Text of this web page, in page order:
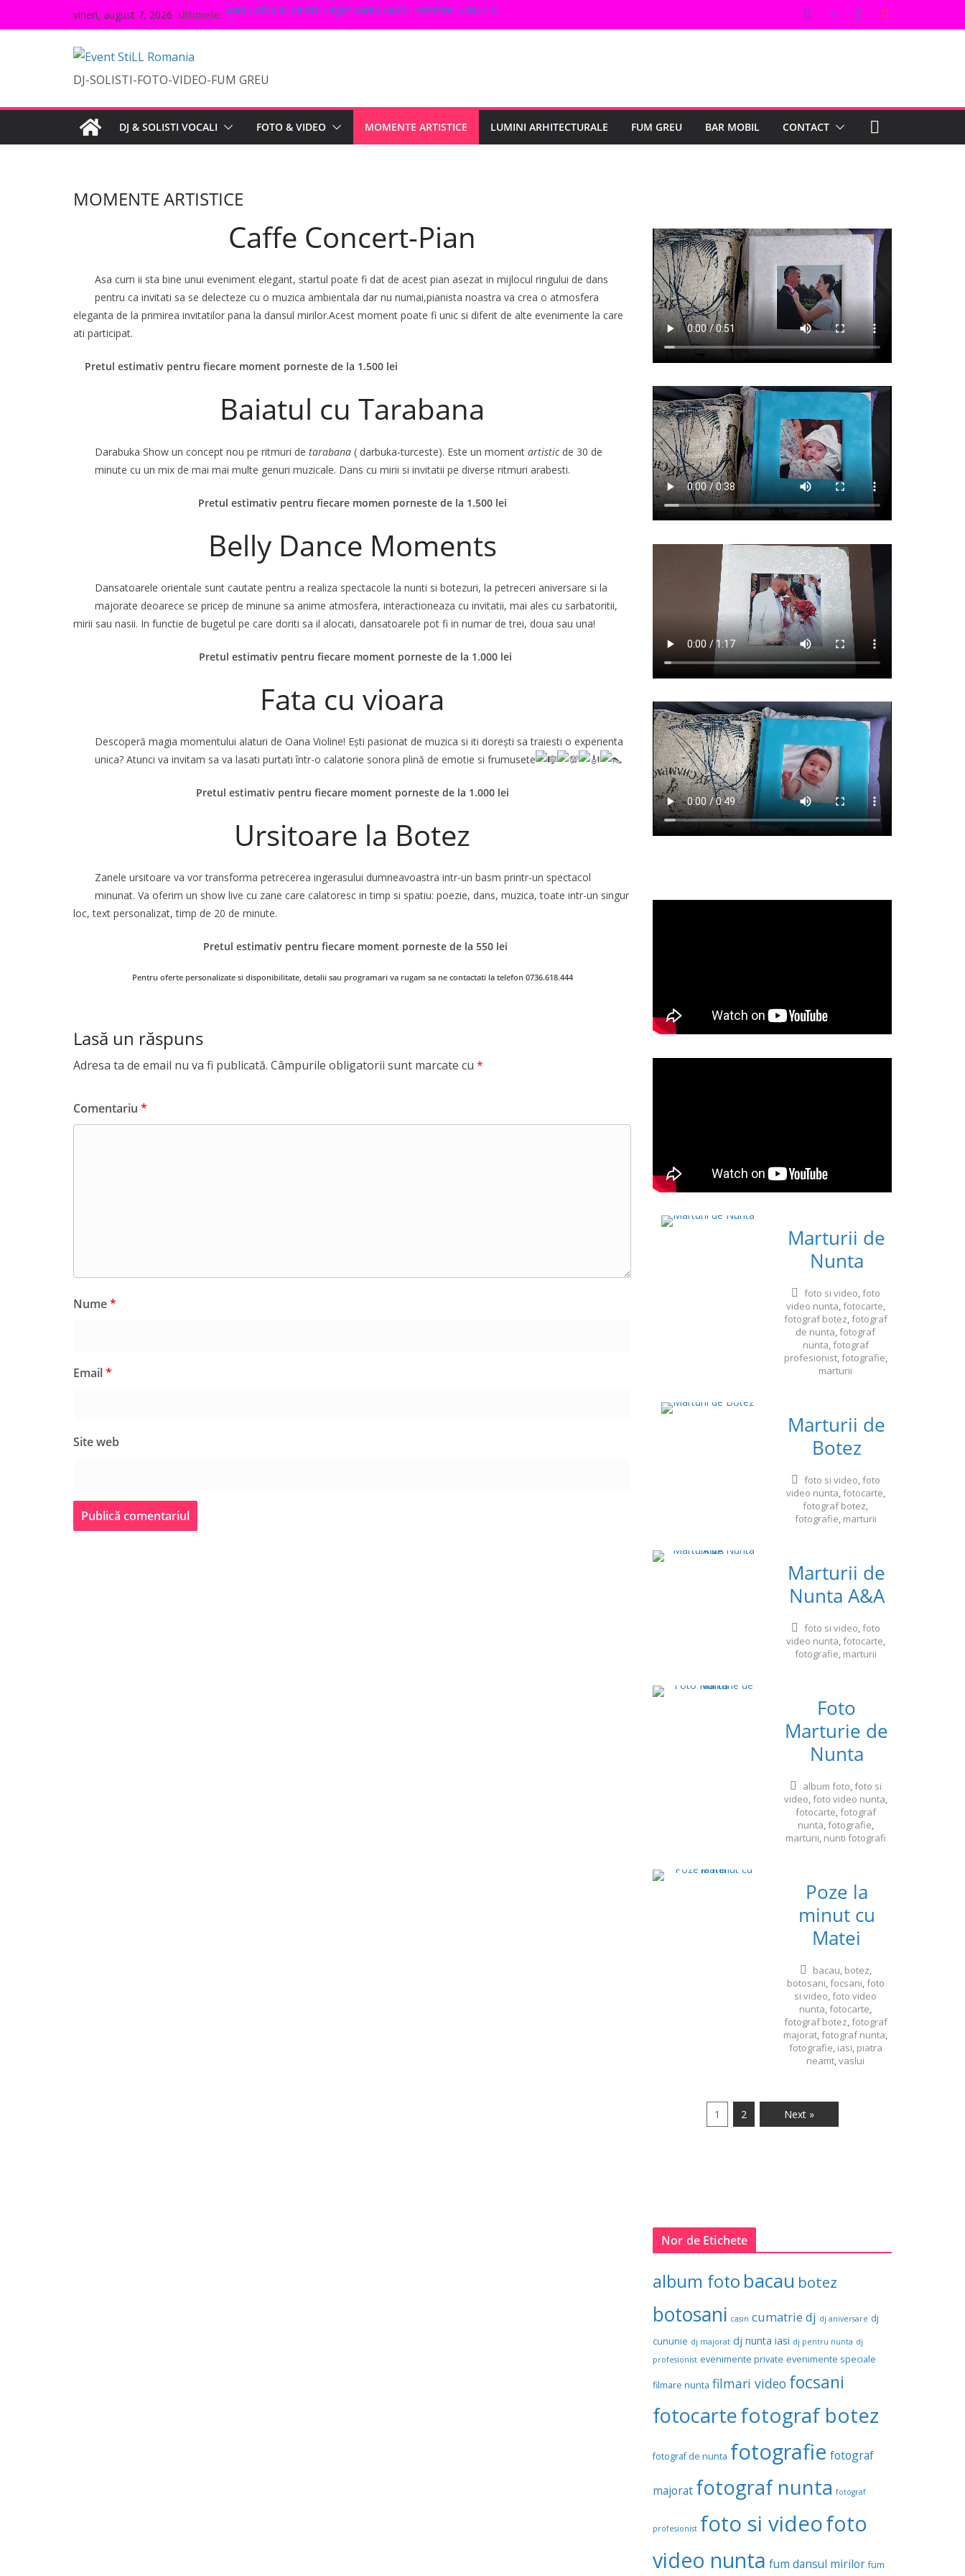
la
vineri, august 7, 2026 Ultimele: Ghid Complet pentru Organizarea Nunții Perfecte: Sfaturi și
Idei
Organizarea Evenimentelor Corporate: Sfaturi și Trucuri
DJ-SOLISTI-FOTO-VIDEO-FUM GREU
DJ & SOLISTI VOCALI FOTO & VIDEO MOMENTE ARTISTICE LUMINI ARHITECTURALE FUM GREU BAR MOBIL CONTACT
MOMENTE ARTISTICE
Caffe Concert-Pian
Asa cum ii sta bine unui eveniment elegant, startul poate fi dat de acest pian asezat in mijlocul ringului de dans
pentru ca invitati sa se delecteze cu o muzica ambientala dar nu numai,pianista noastra va crea o atmosfera
eleganta de la primirea invitatilor pana la dansul mirilor.Acest moment poate fi unic si diferit de alte evenimente la care
ati participat.
Pretul estimativ pentru fiecare moment porneste de la 1.500 lei
Baiatul cu Tarabana
Darabuka Show un concept nou pe ritmuri de tarabana ( darbuka-turceste). Este un moment artisticde 30 de
minute cu un mix de mai mai multe genuri muzicale. Dans cu mirii si invitatii pe diverse ritmuri arabesti.
Pretul estimativ pentru fiecare momen porneste de la 1.500 lei
Belly Dance Moments
Dansatoarele orientale sunt cautate pentru a realiza spectacole la nunti si botezuri, la petreceri aniversare si la
majorate deoarece se pricep de minune sa anime atmosfera, interactioneaza cu invitatii, mai ales cu sarbatoritii,
mirii sau nasii. In functie de bugetul pe care doriti sa il alocati, dansatoarele pot fi in numar de trei, doua sau una!
Pretul estimativ pentru fiecare moment porneste de la 1.000 lei
Fata cu vioara
Descoperă magia momentului alaturi de Oana Violine! Ești pasionat de muzica si iti dorești sa traiesti o experienta
unica? Atunci va invitam sa va lasati purtati într-o calatorie sonora plină de emotie si frumusete
Pretul estimativ pentru fiecare moment porneste de la 1.000 lei
Ursitoare la Botez
Zanele ursitoare va vor transforma petrecerea ingerasului dumneavoastra intr-un basm printr-un spectacol
minunat. Va oferim un show live cu zane care calatoresc in timp si spatiu: poezie, dans, muzica, toate intr-un singur
loc, text personalizat, timp de 20 de minute.
Pretul estimativ pentru fiecare moment porneste de la 550 lei
Pentru oferte personalizate si disponibilitate, detalii sau programari va rugam sa ne contactati la telefon 0736.618.444
Lasă un răspuns
Adresa ta de email nu va fi publicată. Câmpurile obligatorii sunt marcate cu *
Comentariu *
Nume*
Email*
Site web
Marturii de
Nunta
foto si video,foto
video nunta,fotocarte,
fotograf botez,fotograf
de nunta,fotograf
nunta,fotograf
profesionist,fotografie,
marturii
Marturii de
Botez
foto si video,foto
video nunta,fotocarte,
fotograf botez,
fotografie, marturii
Marturii de
Nunta A&A
foto si video,foto
video nunta,fotocarte,
fotografie, marturii
Foto
Marturie de
Nunta
album foto,foto si
video,foto video nunta,
fotocarte,fotograf
nunta,fotografie,
marturii, nunti fotografi
Poze la
minut cu
Matei
bacau, botez,
botosani,focsani,foto
si video,foto video
nunta,fotocarte,
fotograf botez,fotograf
majorat,fotograf nunta,
fotografie, iasi, piatra
neamt,vaslui
1 2 Next »
Nor de Etichete
album foto bacau botez
botosani casin cumatrie dj dj aniversare dj
cununie dj majorat dj nunta iasi dj pentru nunta dj
profesionist evenimente private evenimente speciale
filmare nunta filmari video focsani
fotocartefotograf botez
fotograf de nunta fotografie fotograf
majorat fotograf nunta fotograf
profesionist foto si videofoto
video nunta fum dansul mirilor fum